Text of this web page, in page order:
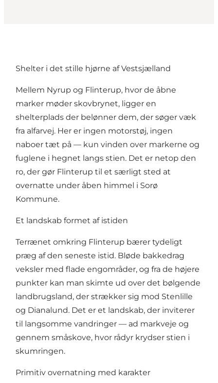
Shelter i det stille hjørne af Vestsjælland
Mellem Nyrup og Flinterup, hvor de åbne
marker møder skovbrynet, ligger en
shelterplads der belønner dem, der søger væk
fra alfarvej. Her er ingen motorstøj, ingen
naboer tæt på — kun vinden over markerne og
fuglene i hegnet langs stien. Det er netop den
ro, der gør Flinterup til et særligt sted at
overnatte under åben himmel i Sorø
Kommune.
Et landskab formet af istiden
Terrænet omkring Flinterup bærer tydeligt
præg af den seneste istid. Bløde bakkedrag
veksler med flade engområder, og fra de højere
punkter kan man skimte ud over det bølgende
landbrugsland, der strækker sig mod Stenlille
og Dianalund. Det er et landskab, der inviterer
til langsomme vandringer — ad markveje og
gennem småskove, hvor rådyr krydser stien i
skumringen.
Primitiv overnatning med karakter